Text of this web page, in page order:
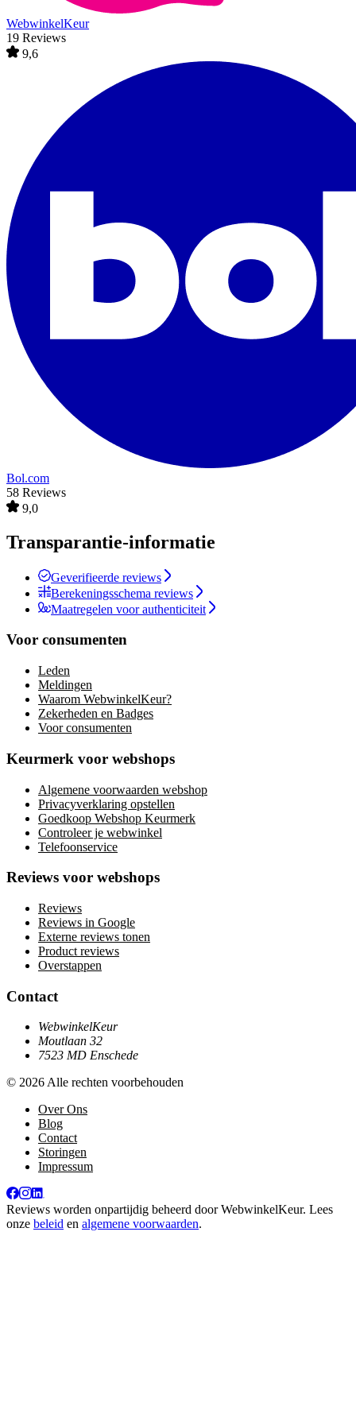
WebwinkelKeur
19 Reviews
9,6
Bol.com
58 Reviews
9,0
Transparantie-informatie
Geverifieerde reviews
Berekeningsschema reviews
Maatregelen voor authenticiteit
Voor consumenten
Leden
Meldingen
Waarom WebwinkelKeur?
Zekerheden en Badges
Voor consumenten
Keurmerk voor webshops
Algemene voorwaarden webshop
Privacyverklaring opstellen
Goedkoop Webshop Keurmerk
Controleer je webwinkel
Telefoonservice
Reviews voor webshops
Reviews
Reviews in Google
Externe reviews tonen
Product reviews
Overstappen
Contact
WebwinkelKeur
Moutlaan 32
7523 MD Enschede
© 2026 Alle rechten voorbehouden
Over Ons
Blog
Contact
Storingen
Impressum
Reviews worden onpartijdig beheerd doorWebwinkelKeur. Lees
onze beleid en algemene voorwaarden.